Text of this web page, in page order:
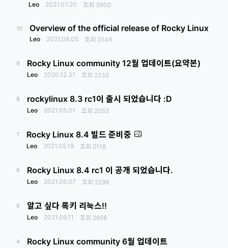
Leo 2021.07.20 조회 3600
10 Overview of the official release of Rocky Linux
Leo 2021.08.05 조회 3149
9 Rocky Linux community 12월 업데이트(요약본)
Leo 2020.12.31 조회 2232
8 rockylinux 8.3 rc1이 출시 되었습니다 :D
Leo 2021.05.01 조회 2053
7 Rocky Linux 8.4 빌드 준비중
Leo 2021.05.19 조회 2118
6 Rocky Linux 8.4 rc1 이 공개 되었습니다.
Leo 2021.06.07 조회 2299
5 알고 싶다 록키 리눅스!!
Leo 2021.06.11 조회 2658
4 Rocky Linux community 6월 업데이트